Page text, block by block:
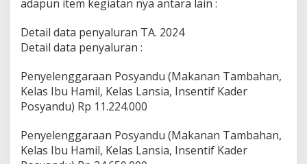
adapun item kegiatan nya antara lain :
Detail data penyaluran TA. 2024
Detail data penyaluran :
Penyelenggaraan Posyandu (Makanan Tambahan,
Kelas Ibu Hamil, Kelas Lansia, Insentif Kader
Posyandu) Rp 11.224.000
Penyelenggaraan Posyandu (Makanan Tambahan,
Kelas Ibu Hamil, Kelas Lansia, Insentif Kader